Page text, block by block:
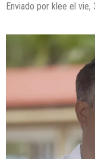
Enviado por klee el